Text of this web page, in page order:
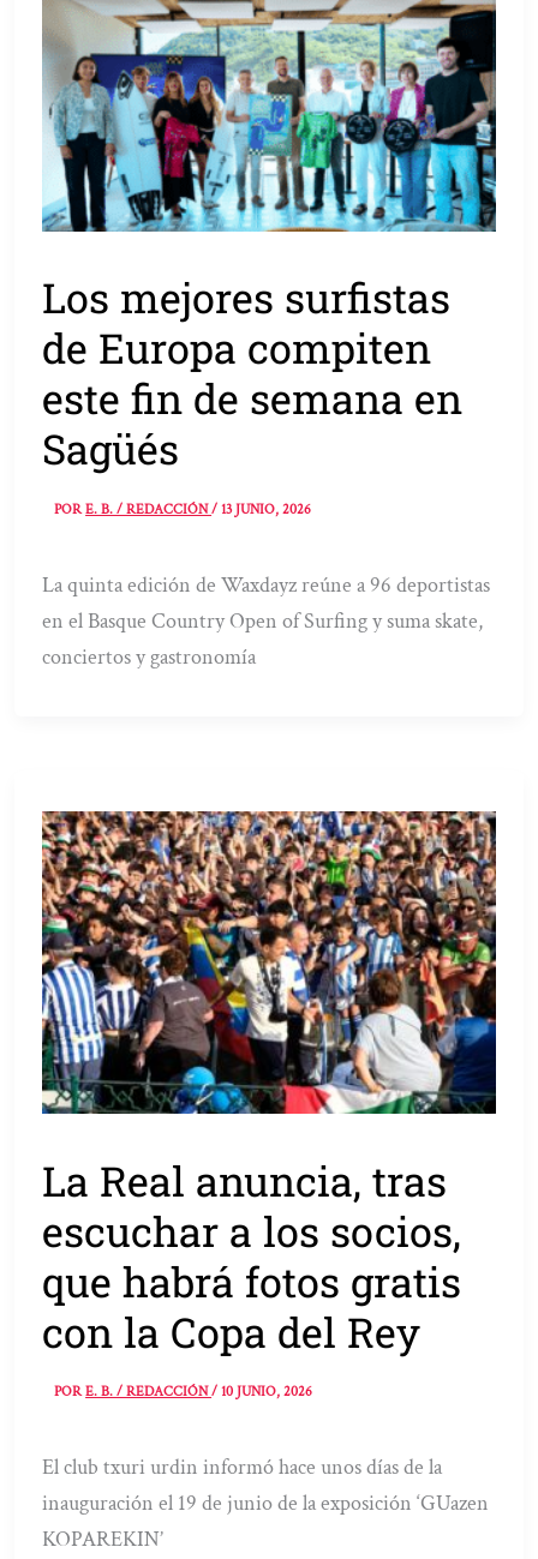
Los mejores surfistas
de Europa compiten
este fin de semana en
Sagüés
PORE. B. / REDACCIÓN/13 JUNIO, 2026
La quinta edición de Waxdayz reúne a 96 deportistas
en el Basque Country Open of Surfing y suma skate,
conciertos y gastronomía
La Real anuncia, tras
escuchar a los socios,
que habrá fotos gratis
con la Copa del Rey
PORE. B. / REDACCIÓN/10 JUNIO, 2026
El club txuri urdin informó hace unos días de la
inauguración el 19 de junio de la exposición ‘GUazen
KOPAREKIN’